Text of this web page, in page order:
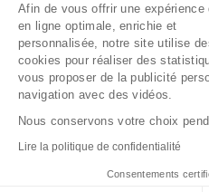
Nos bouquets de tulipes
Mentions
Politique de protection
Afin de vous offrir une expérience
en ligne optimale, enrichie et
personnalisée, notre site utilise
cookies pour réaliser des
vous proposer de la publicité
navigation avec des vidéos.
Nous conservons votre choix
Lire la politique de confidentialité
Consentements